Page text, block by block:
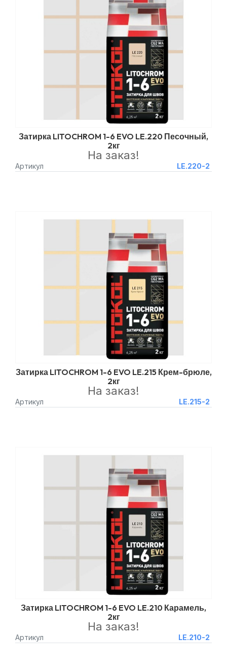
Затирка LITOCHROM 1-6 EVO LE.220 Песочный,
2кг
Артикул LE.220-2
На заказ!
Затирка LITOCHROM 1-6 EVO LE.215 Крем-брюле,
2кг
Артикул LE.215-2
На заказ!
Затирка LITOCHROM 1-6 EVO LE.210 Карамель,
2кг
Артикул LE.210-2
На заказ!